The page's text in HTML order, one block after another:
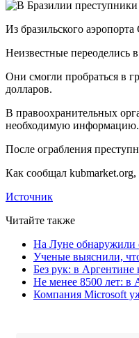
Из бразильского
Неизвестные переоделись
Они смогли пробраться в
долларов.
В правоохранительных
необходимую информацию.
После ограбления
Как сообщал kubmarket.org,
Источник
Читайте также
На Луне обнаружили
Ученые выяснили,
Без рук: в
Не менее 8500 лет: в
Компания Microsoft